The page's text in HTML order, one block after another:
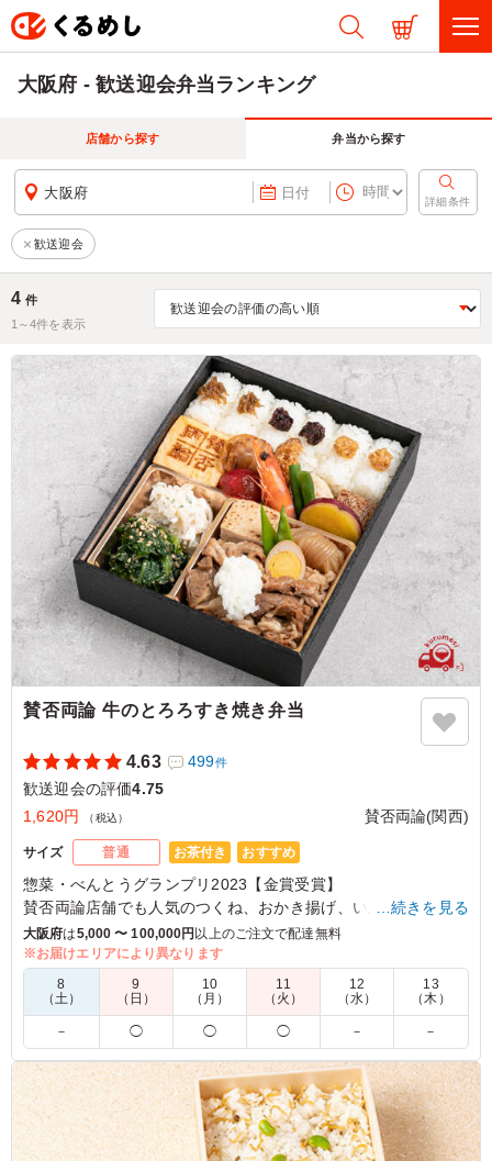
大阪府 - 歓送迎会弁当ランキング
店舗から探す 弁当から探す
大阪府 日付
詳細条件
歓送迎会
4 件
1～4件を表示
賛否両論 牛のとろろすき焼き弁当
4.63 499件
歓送迎会の評価4.75
1,620円
（税込） 賛否両論(関西)
サイズ 普通 お茶付き おすすめ
惣菜・べんとうグランプリ2023【金賞受賞】
賛否両論店舗でも人気のつくね、おかき揚げ、いぶりがっこポ
テサラをはじめ、彩り豊かな美味しさを詰め込みました。
いつものたまごの代わりに今日はとろろですき焼きを楽しんで
みませんか？ご飯が進む変わりすき焼きをぜひお試しくださ
い。
5.0
いつも「胡麻らっきょポン酢」を頼むのですが、お肉も柔
らかくて、味も濃すぎることなく、でもちゃんと味付けさ
れていてとても食べやすいと思います。副菜のほうれん草
胡麻和え等、野菜も豊富で嬉しいです。
…続きを見る
大阪府は5,000 〜 100,000円 以上のご注文で配達無料
※お届けエリアにより異なります
8
（土）
9
（日）
10
（月）
11
（火）
12
（水）
13
（木）
－ ◯ ◯ ◯ － －